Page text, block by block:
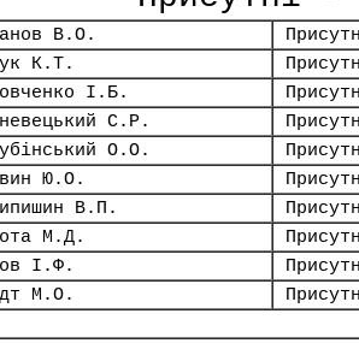
В.О.
К.Т.
І.Б.
С.Р.
О.О.
Ю.О.
В.П.
М.Д.
І.Ф.
М.О.